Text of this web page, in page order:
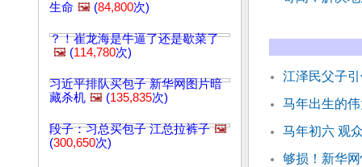
生命 🖼️ (84,800次)
？！崔龙海是牛逼了还是歇菜了
🖼️ (114,780次)
习近平排队买包子 新华网图片暗
藏杀机 🖼️ (135,835次)
段子：习总买包子 江总拉裤子 🖼️
(300,650次)
江泽民父子
马年出生的
马年初六 观
够损！新华